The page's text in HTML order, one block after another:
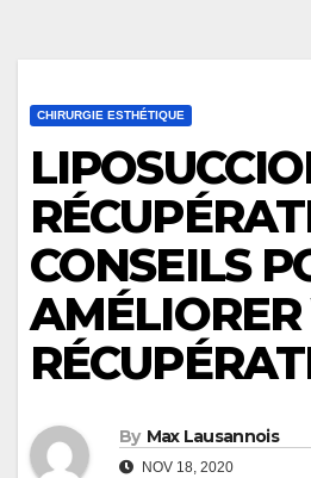
CHIRURGIE ESTHÉTIQUE
CONSEILS
By Max Lausannois
NOV 18, 2020